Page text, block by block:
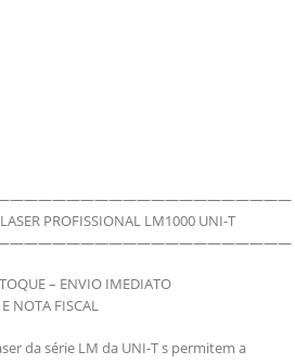
PROFISSIONAL LM1000 UNI-T
– ENVIO IMEDIATO
NOTA FISCAL
da série LM da UNI-T s permitem a